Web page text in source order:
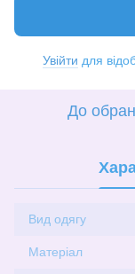
Увійти для
До
Вид одягу
Матеріал